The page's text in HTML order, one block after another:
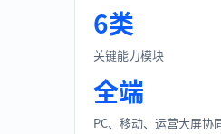
6类
关键能力模块
全端
PC、移动、运营大屏协